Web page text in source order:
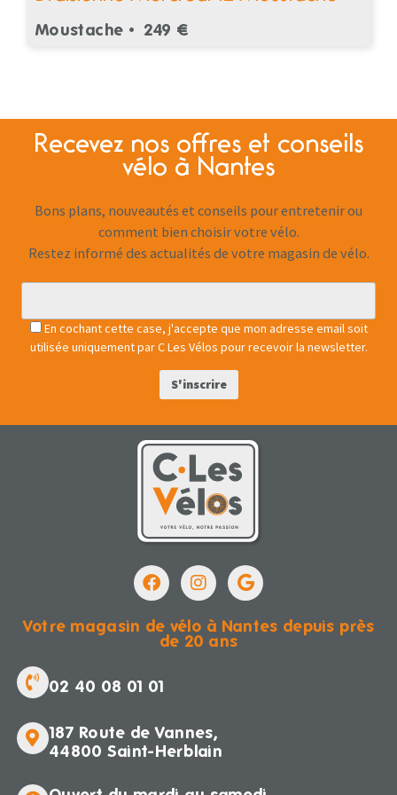
Moustache • 249 €
Recevez nos offres et conseils
vélo à Nantes
Bons plans, nouveautés et conseils pour entretenir ou
comment bien choisir votre vélo.
Restez informé des actualités de votre magasin de vélo.
En cochant cette case, j'accepte que mon adresse email soit
utilisée uniquement par C Les Vélos pour recevoir la newsletter.
Votre magasin de vélo à Nantes depuis près
de 20 ans
02 40 08 01 01
187 Route de Vannes,
44800 Saint-Herblain